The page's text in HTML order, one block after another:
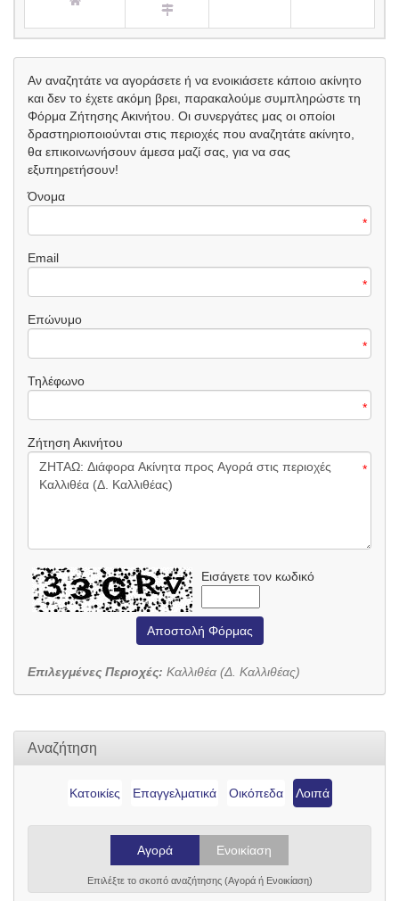
Αν αναζητάτε να αγοράσετε ή να ενοικιάσετε κάποιο ακίνητο
και δεν το έχετε ακόμη βρει, παρακαλούμε συμπληρώστε τη
Φόρμα Ζήτησης Ακινήτου. Οι συνεργάτες μας οι οποίοι
δραστηριοποιούνται στις περιοχές που αναζητάτε ακίνητο,
θα επικοινωνήσουν άμεσα μαζί σας, για να σας
εξυπηρετήσουν!
Όνομα
*
Email
*
Επώνυμο
*
Τηλέφωνο
*
Ζήτηση Ακινήτου
*
Εισάγετε τον κωδικό
Αποστολή Φόρμας
Επιλεγμένες Περιοχές: Καλλιθέα (Δ. Καλλιθέας)
Αναζήτηση
Κατοικίες Επαγγελματικά Οικόπεδα Λοιπά
Αγορά Ενοικίαση
Επιλέξτε το σκοπό αναζήτησης (Αγορά ή Ενοικίαση)